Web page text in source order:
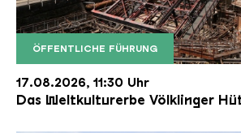
ÖFFENTLICHE FÜHRUNG
Der Erzschrägaufzug der
Copyright: Weltkulturerbe
17.08.2026, 11:30 Uhr
Das Weltkulturerbe Völklinger